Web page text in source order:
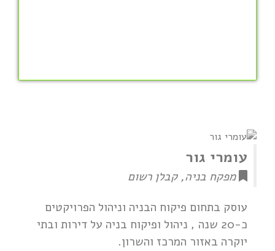
עומרי גור
מפקח בניה, קבלן רשום
עוסק בתחום פיקוח הבניה וניהול הפרויקטים
כ-20 שנה , ניהול ופיקוח בניה על דירות ובתי
יוקרה באזור המרכז והשרון.